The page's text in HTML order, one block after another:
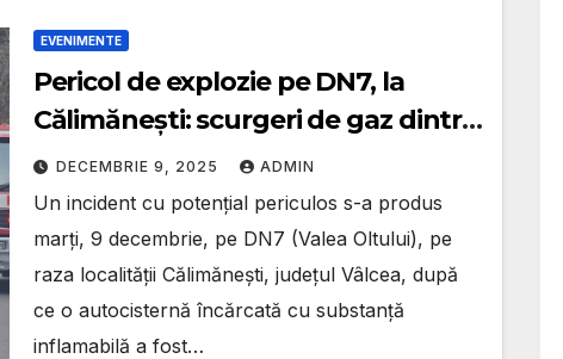
EVENIMENTE
Pericol de explozie pe DN7, la
Călimănești: scurgeri de gaz dintr-
o autocisternă. Trafic blocat, RO-
Alert emis
DECEMBRIE 9, 2025 ADMIN
Un incident cu potențial periculos s-a produs
marți, 9 decembrie, pe DN7 (Valea Oltului), pe
raza localității Călimănești, județul Vâlcea, după
ce o autocisternă încărcată cu substanță
inflamabilă a fost…